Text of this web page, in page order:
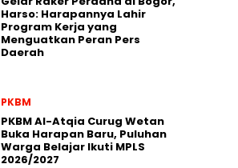
Harso: Harapannya Lahir
Program Kerja yang
Menguatkan Peran Pers
Daerah
PKBM
PKBM Al-Atqia Curug Wetan
Buka Harapan Baru, Puluhan
Warga Belajar Ikuti MPLS
2026/2027